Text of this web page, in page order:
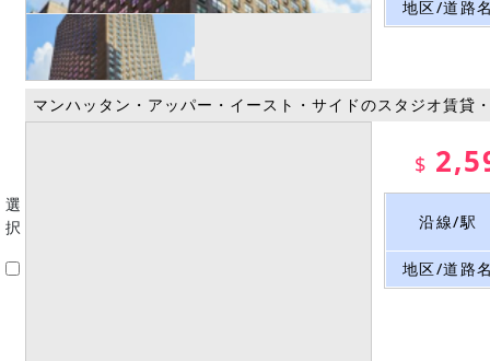
地区/道路
選
択
マンハッタン・アッパー・イースト・サイドのスタジオ賃貸
$
沿線/駅
地区/道路